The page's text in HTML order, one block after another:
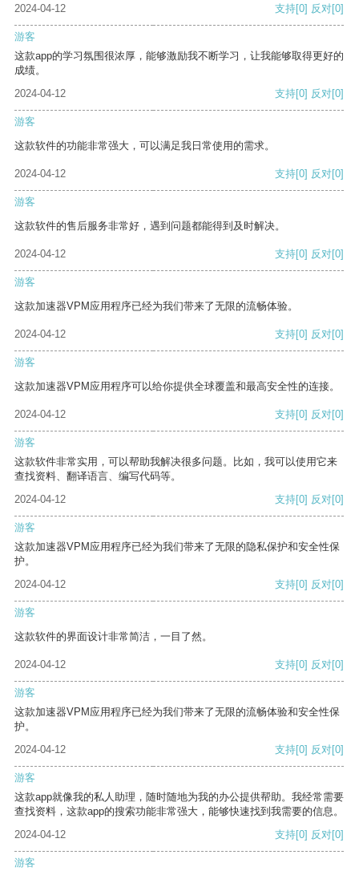
2024-04-12 支持[0] 反对[0]
游客
这款app的学习氛围很浓厚，能够激励我不断学习，让我能够取得更好的
成绩。
2024-04-12
支持[0] 反对[0]
游客
这款软件的功能非常强大，可以满足我日常使用的需求。
2024-04-12 支持[0] 反对[0]
游客
这款软件的售后服务非常好，遇到问题都能得到及时解决。
2024-04-12 支持[0] 反对[0]
游客
这款加速器VPM应用程序已经为我们带来了无限的流畅体验。
2024-04-12 支持[0] 反对[0]
游客
这款加速器VPM应用程序可以给你提供全球覆盖和最高安全性的连接。
2024-04-12 支持[0] 反对[0]
游客
这款软件非常实用，可以帮助我解决很多问题。比如，我可以使用它来
查找资料、翻译语言、编写代码等。
2024-04-12
支持[0] 反对[0]
游客
这款加速器VPM应用程序已经为我们带来了无限的隐私保护和安全性保
护。
2024-04-12
支持[0] 反对[0]
游客
这款软件的界面设计非常简洁，一目了然。
2024-04-12 支持[0] 反对[0]
游客
这款加速器VPM应用程序已经为我们带来了无限的流畅体验和安全性保
护。
2024-04-12
支持[0] 反对[0]
游客
这款app就像我的私人助理，随时随地为我的办公提供帮助。我经常需要
查找资料，这款app的搜索功能非常强大，能够快速找到我需要的信息。
2024-04-12
支持[0] 反对[0]
游客